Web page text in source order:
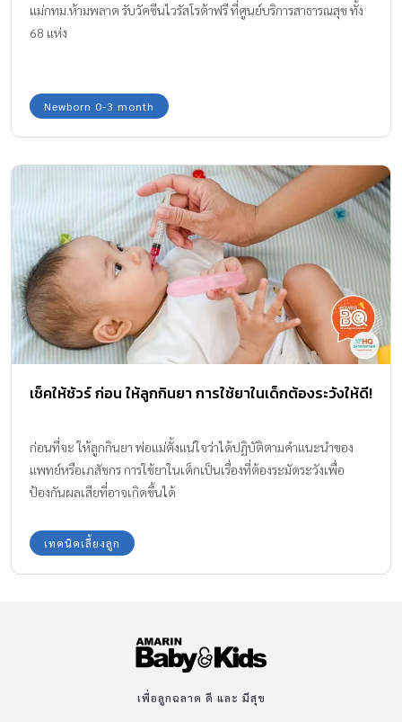
แม่กทม.ห้ามพลาด รับวัคซีนไวรัสโรต้าฟรี ที่ศูนย์บริการสาธารณสุข ทั้ง
68 แห่ง
Newborn 0-3 month
เช็คให้ชัวร์ ก่อน ให้ลูกกินยา การใช้ยาในเด็กต้องระวังให้ดี!
ก่อนที่จะ ให้ลูกกินยา พ่อแม่ตั้งแน่ใจว่าได้ปฏิบัติตามคำแนะนำของ
แพทย์หรือเภสัชกร การใช้ยาในเด็กเป็นเรื่องที่ต้องระมัดระวังเพื่อ
ป้องกันผลเสียที่อาจเกิดขึ้นได้
เทคนิคเลี้ยงลูก
เพื่อลูกฉลาด ดี และ มีสุข